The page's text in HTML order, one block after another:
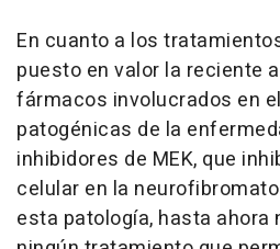
En cuanto a los
puesto en valor la reciente
fármacos involucrados en
patogénicas de la
inhibidores de MEK, que
celular en la
esta patología, hasta ahora